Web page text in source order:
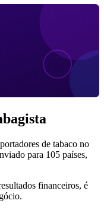
de tabaco no
para 105 países,
financeiros, é